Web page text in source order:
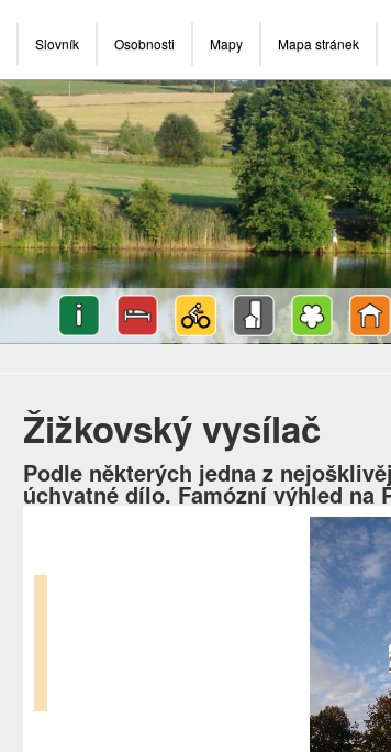
Slovník Osobnosti Mapy Mapa stránek
Žižkovský vysílač
Podle některých jedna z
úchvatné dílo. Famózní výhled na